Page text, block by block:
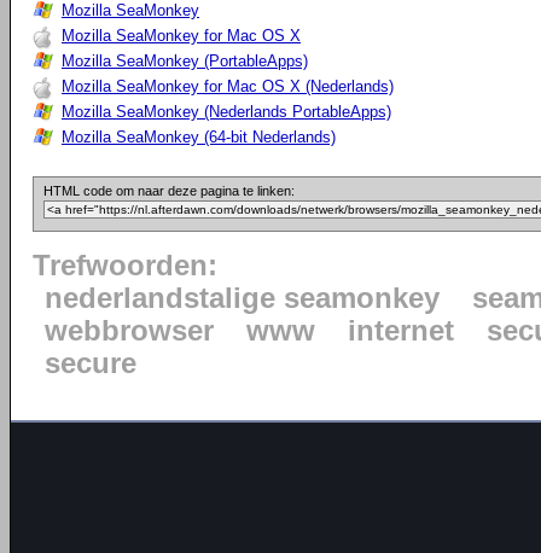
Mozilla SeaMonkey
Mozilla SeaMonkey for Mac OS X
Mozilla SeaMonkey (PortableApps)
Mozilla SeaMonkey for Mac OS X (Nederlands)
Mozilla SeaMonkey (Nederlands PortableApps)
Mozilla SeaMonkey (64-bit Nederlands)
HTML code om naar deze pagina te linken:
Trefwoorden:
nederlandstalige seamonkey
webbrowser
www internet
secure